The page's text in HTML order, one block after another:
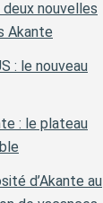
deux nouvelles
Akante
: le nouveau
: le plateau
d’Akante au